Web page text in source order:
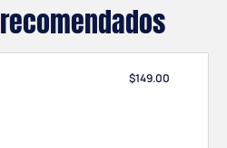
$149.00